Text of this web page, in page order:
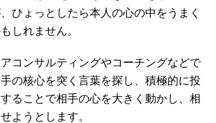
ひょっとしたら本人の心の中をうまく
しれません。
コンサルティングやコーチングなどで
の核心を突く言葉を探し、積極的に投
ることで相手の心を大きく動かし、相
ようとします。